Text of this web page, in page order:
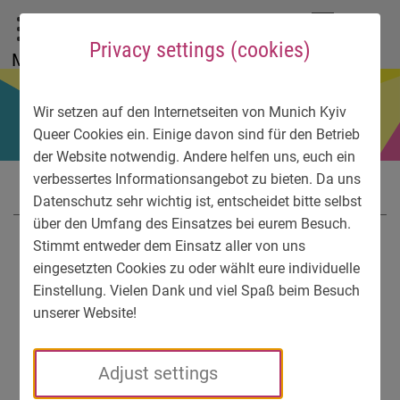
Privacy settings (cookies)
Wir setzen auf den Internetseiten von Munich Kyiv
Queer Cookies ein. Einige davon sind für den Betrieb
der Website notwendig. Andere helfen uns, euch ein
verbessertes Informationsangebot zu bieten. Da uns
Datenschutz sehr wichtig ist, entscheidet bitte selbst
über den Umfang des Einsatzes bei eurem Besuch.
Stimmt entweder dem Einsatz aller von uns
eingesetzten Cookies zu oder wählt eure individuelle
Einstellung. Vielen Dank und viel Spaß beim Besuch
unserer Website!
Adjust settings
To main menu
To language menu
To search
To content
To service information
Menu